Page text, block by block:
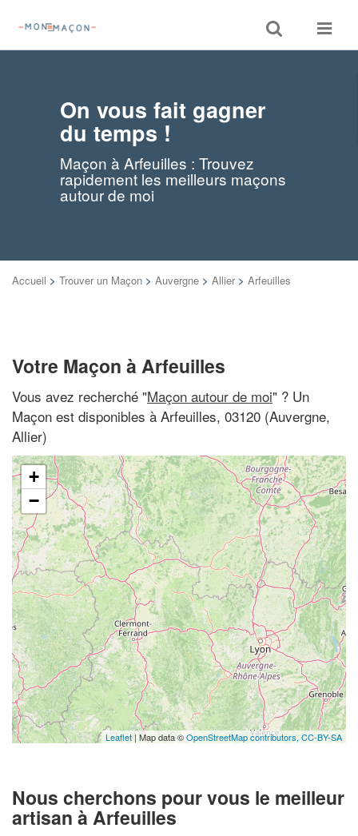
Toggle
search
Toggle
On vous fait gagner
du temps !
Maçon à Arfeuilles : Trouvez
rapidement les meilleurs maçons
autour de moi
Accueil > Trouver un Maçon > Auvergne > Allier > Arfeuilles
Votre Maçon à Arfeuilles
Vous avez recherché "Maçon autour de moi" ? Un
Maçon est disponibles à Arfeuilles, 03120 (Auvergne,
Allier)
+
−
Leaflet | Map data ©OpenStreetMap contributors, CC-BY-SA
Nous cherchons pour vous le meilleur
artisan à Arfeuilles